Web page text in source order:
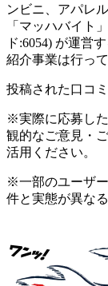
ンビニ、アパレ
「マッハバイト
ド:6054) が運営
紹介事業は行っ
投稿された口コ
※実際に応募し
観的なご意見・
活用ください。
※一部のユーザ
件と実態が異な